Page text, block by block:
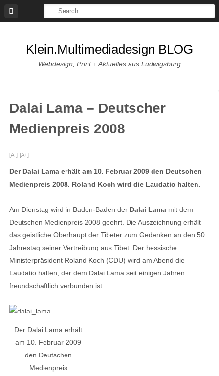
Klein.multimediadesign BLOG
Webdesign, Print + Aktuelles aus Ludwigsburg
Dalai Lama – Deutscher
Medienpreis 2008
[A-] [A+]
Der Dalai Lama erhält am 10. Februar 2009 den Deutschen
Medienpreis 2008. Roland Koch wird die Laudatio halten.
Am Dienstag wird in Baden-Baden der Dalai Lamamit dem
Deutschen Medienpreis 2008 geehrt. Die Auszeichnung erhält
das geistliche Oberhaupt der Tibeter zum Gedenken an den 50.
Jahrestag seiner Vertreibung aus Tibet. Der hessische
Ministerpräsident Roland Koch (CDU) wird am Abend die
Laudatio halten, der dem Dalai Lama seit einigen Jahren
freundschaftlich verbunden ist.
Der Dalai Lama erhält
am 10. Februar 2009
den Deutschen
Medienpreis